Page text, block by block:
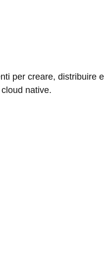
per creare, distribuire e
native.